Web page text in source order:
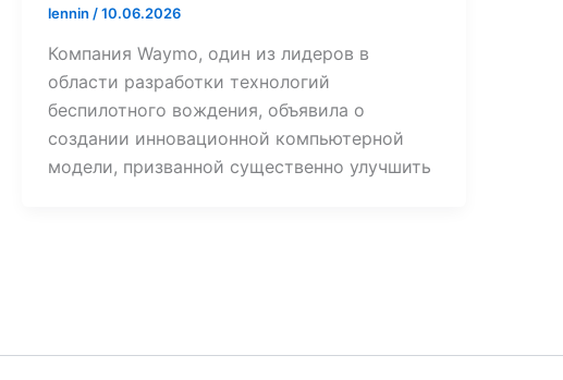
lennin /10.06.2026
Компания Waymo, один из лидеров в
области разработки технологий
беспилотного вождения, объявила о
создании инновационной компьютерной
модели, призванной существенно улучшить